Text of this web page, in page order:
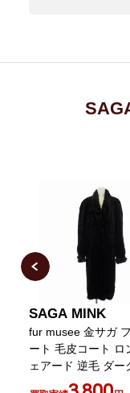
SAGA MINK
fur musee 金サガ
ート 毛皮コート ロ
ェアード 逆毛 ダー
ファー 黒 ブラック